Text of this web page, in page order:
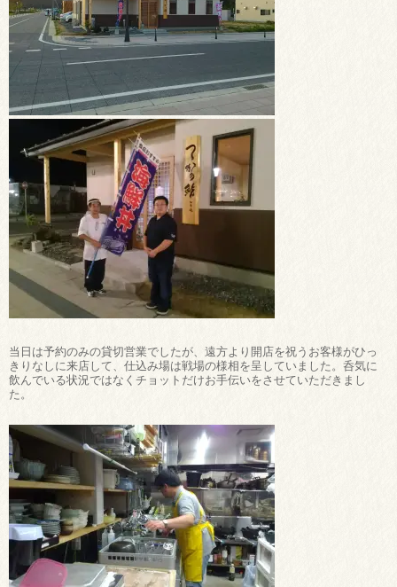
当日は予約のみの貸切営業でしたが、遠方より開店を祝うお客様がひっ
きりなしに来店して、仕込み場は戦場の様相を呈していました。呑気に
飲んでいる状況ではなくチョットだけお手伝いをさせていただきまし
た。